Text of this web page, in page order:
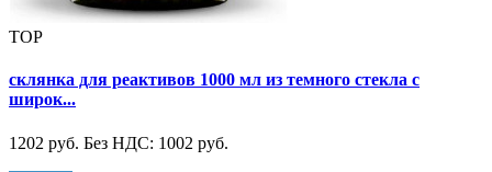
TOP
склянка для реактивов 1000 мл из темного стекла с
широк...
1202 руб. Без НДС: 1002 руб.